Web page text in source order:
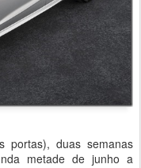
portas), duas semanas
metade de junho a